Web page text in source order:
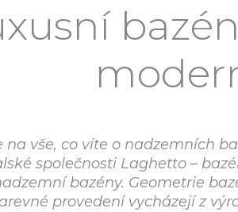
vše, co víte o nadzemních
společnosti Laghetto –
bazény. Geometrie
provedení vycházejí z